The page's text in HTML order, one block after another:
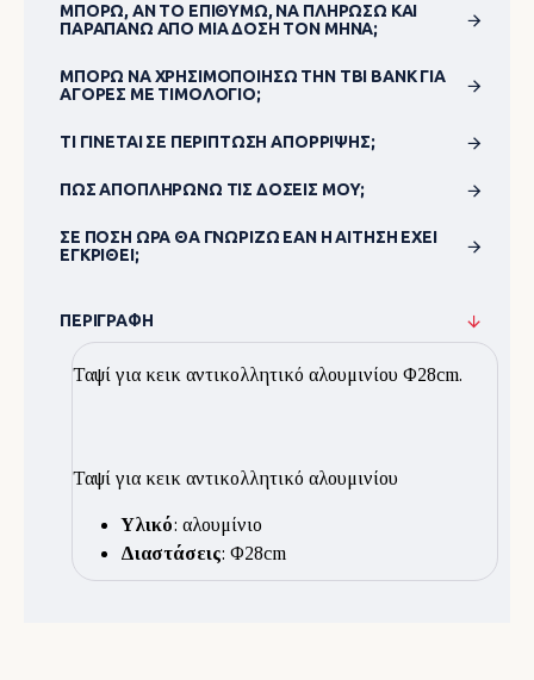
ΜΠΟΡΏ, ΑΝ ΤΟ ΕΠΙΘΥΜΏ, ΝΑ ΠΛΗΡΏΣΩ ΚΑΙ
ΠΑΡΑΠΆΝΩ ΑΠΌ ΜΊΑ ΔΌΣΗ ΤΟΝ ΜΉΝΑ;
ΜΠΟΡΏ ΝΑ ΧΡΗΣΙΜΟΠΟΊΗΣΩ ΤΗΝ TBI BANK ΓΙΑ
ΑΓΟΡΈΣ ΜΕ ΤΙΜΟΛΌΓΙΟ;
ΤΙ ΓΊΝΕΤΑΙ ΣΕ ΠΕΡΊΠΤΩΣΗ ΑΠΌΡΡΙΨΗΣ;
ΠΏΣ ΑΠΟΠΛΗΡΏΝΩ ΤΙΣ ΔΌΣΕΙΣ ΜΟΥ;
ΣΕ ΠΌΣΗ ΏΡΑ ΘΑ ΓΝΩΡΊΖΩ ΕΆΝ Η ΑΊΤΗΣΗ ΈΧΕΙ
ΕΓΚΡΙΘΕΊ;
ΠΕΡΙΓΡΑΦΉ
Ταψί για κεικ αντικολλητικό αλουμινίου Φ28cm.
Ταψί για κεικ αντικολλητικό αλουμινίου
Υλικό: αλουμίνιο
Διαστάσεις: Φ28cm